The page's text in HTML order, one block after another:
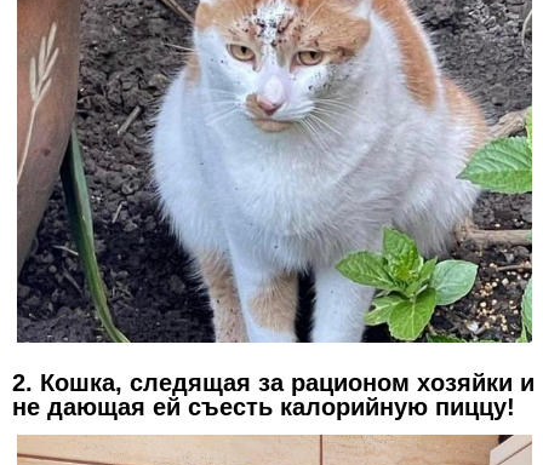
2. Кошка, следящая за рационом хозяйки и
не дающая ей съесть калорийную пиццу!